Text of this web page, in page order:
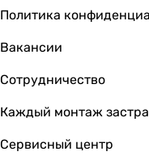
116грн
Политика
Вакансии
Сотрудничество
Каждый монтаж
Сервисный центр